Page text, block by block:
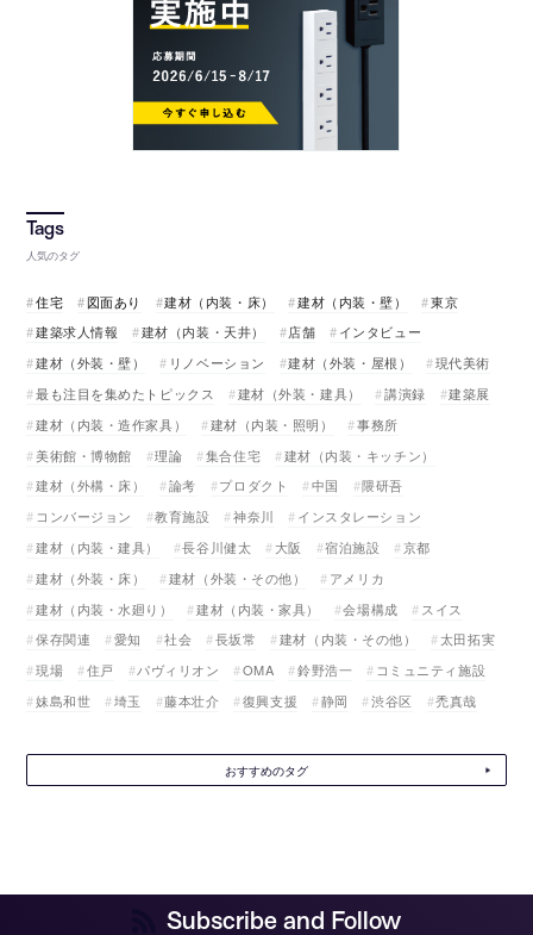
人気のタグ
住宅 図面あり 建材（内装・床） 建材（内装・壁）
東京
建築求人情報
建材（内装・天井） 店舗
インタビュー
建材（外装・壁）
リノベーション 建材（外装・屋根）
現代美術
最も注目を集めたトピックス
建材（外装・建具） 講演録
建築展
建材（内装・造作家具）
建材（内装・照明）
事務所
美術館・博物館
理論 集合住宅
建材（内装・キッチン）
建材（外構・床）
論考 プロダクト 中国
隈研吾
コンバージョン
教育施設 神奈川
インスタレーション
建材（内装・建具）
長谷川健太 大阪 宿泊施設
京都
建材（外装・床）
建材（外装・その他）
アメリカ
建材（内装・水廻り）
建材（内装・家具） 会場構成
スイス
保存関連
愛知 社会 長坂常 建材（内装・その他）
太田拓実
現場
住戸 パヴィリオン OMA 鈴野浩一
コミュニティ施設
妹島和世
埼玉 藤本壮介 復興支援 静岡 渋谷区 禿真哉
おすすめのタグ
Subscribe and Follow